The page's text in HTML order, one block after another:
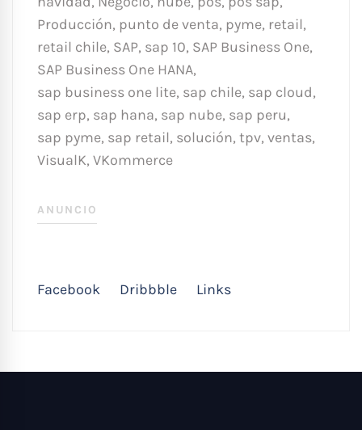
Producción, punto de venta, pyme, retail,
retail chile, SAP, sap 10, SAP Business One,
SAP Business One HANA,
sap business one lite, sap chile, sap cloud,
sap erp, sap hana, sap nube, sap peru,
sap pyme, sap retail, solución, tpv, ventas,
VisualK, VKommerce
ANUNCIO
Facebook Dribbble Links